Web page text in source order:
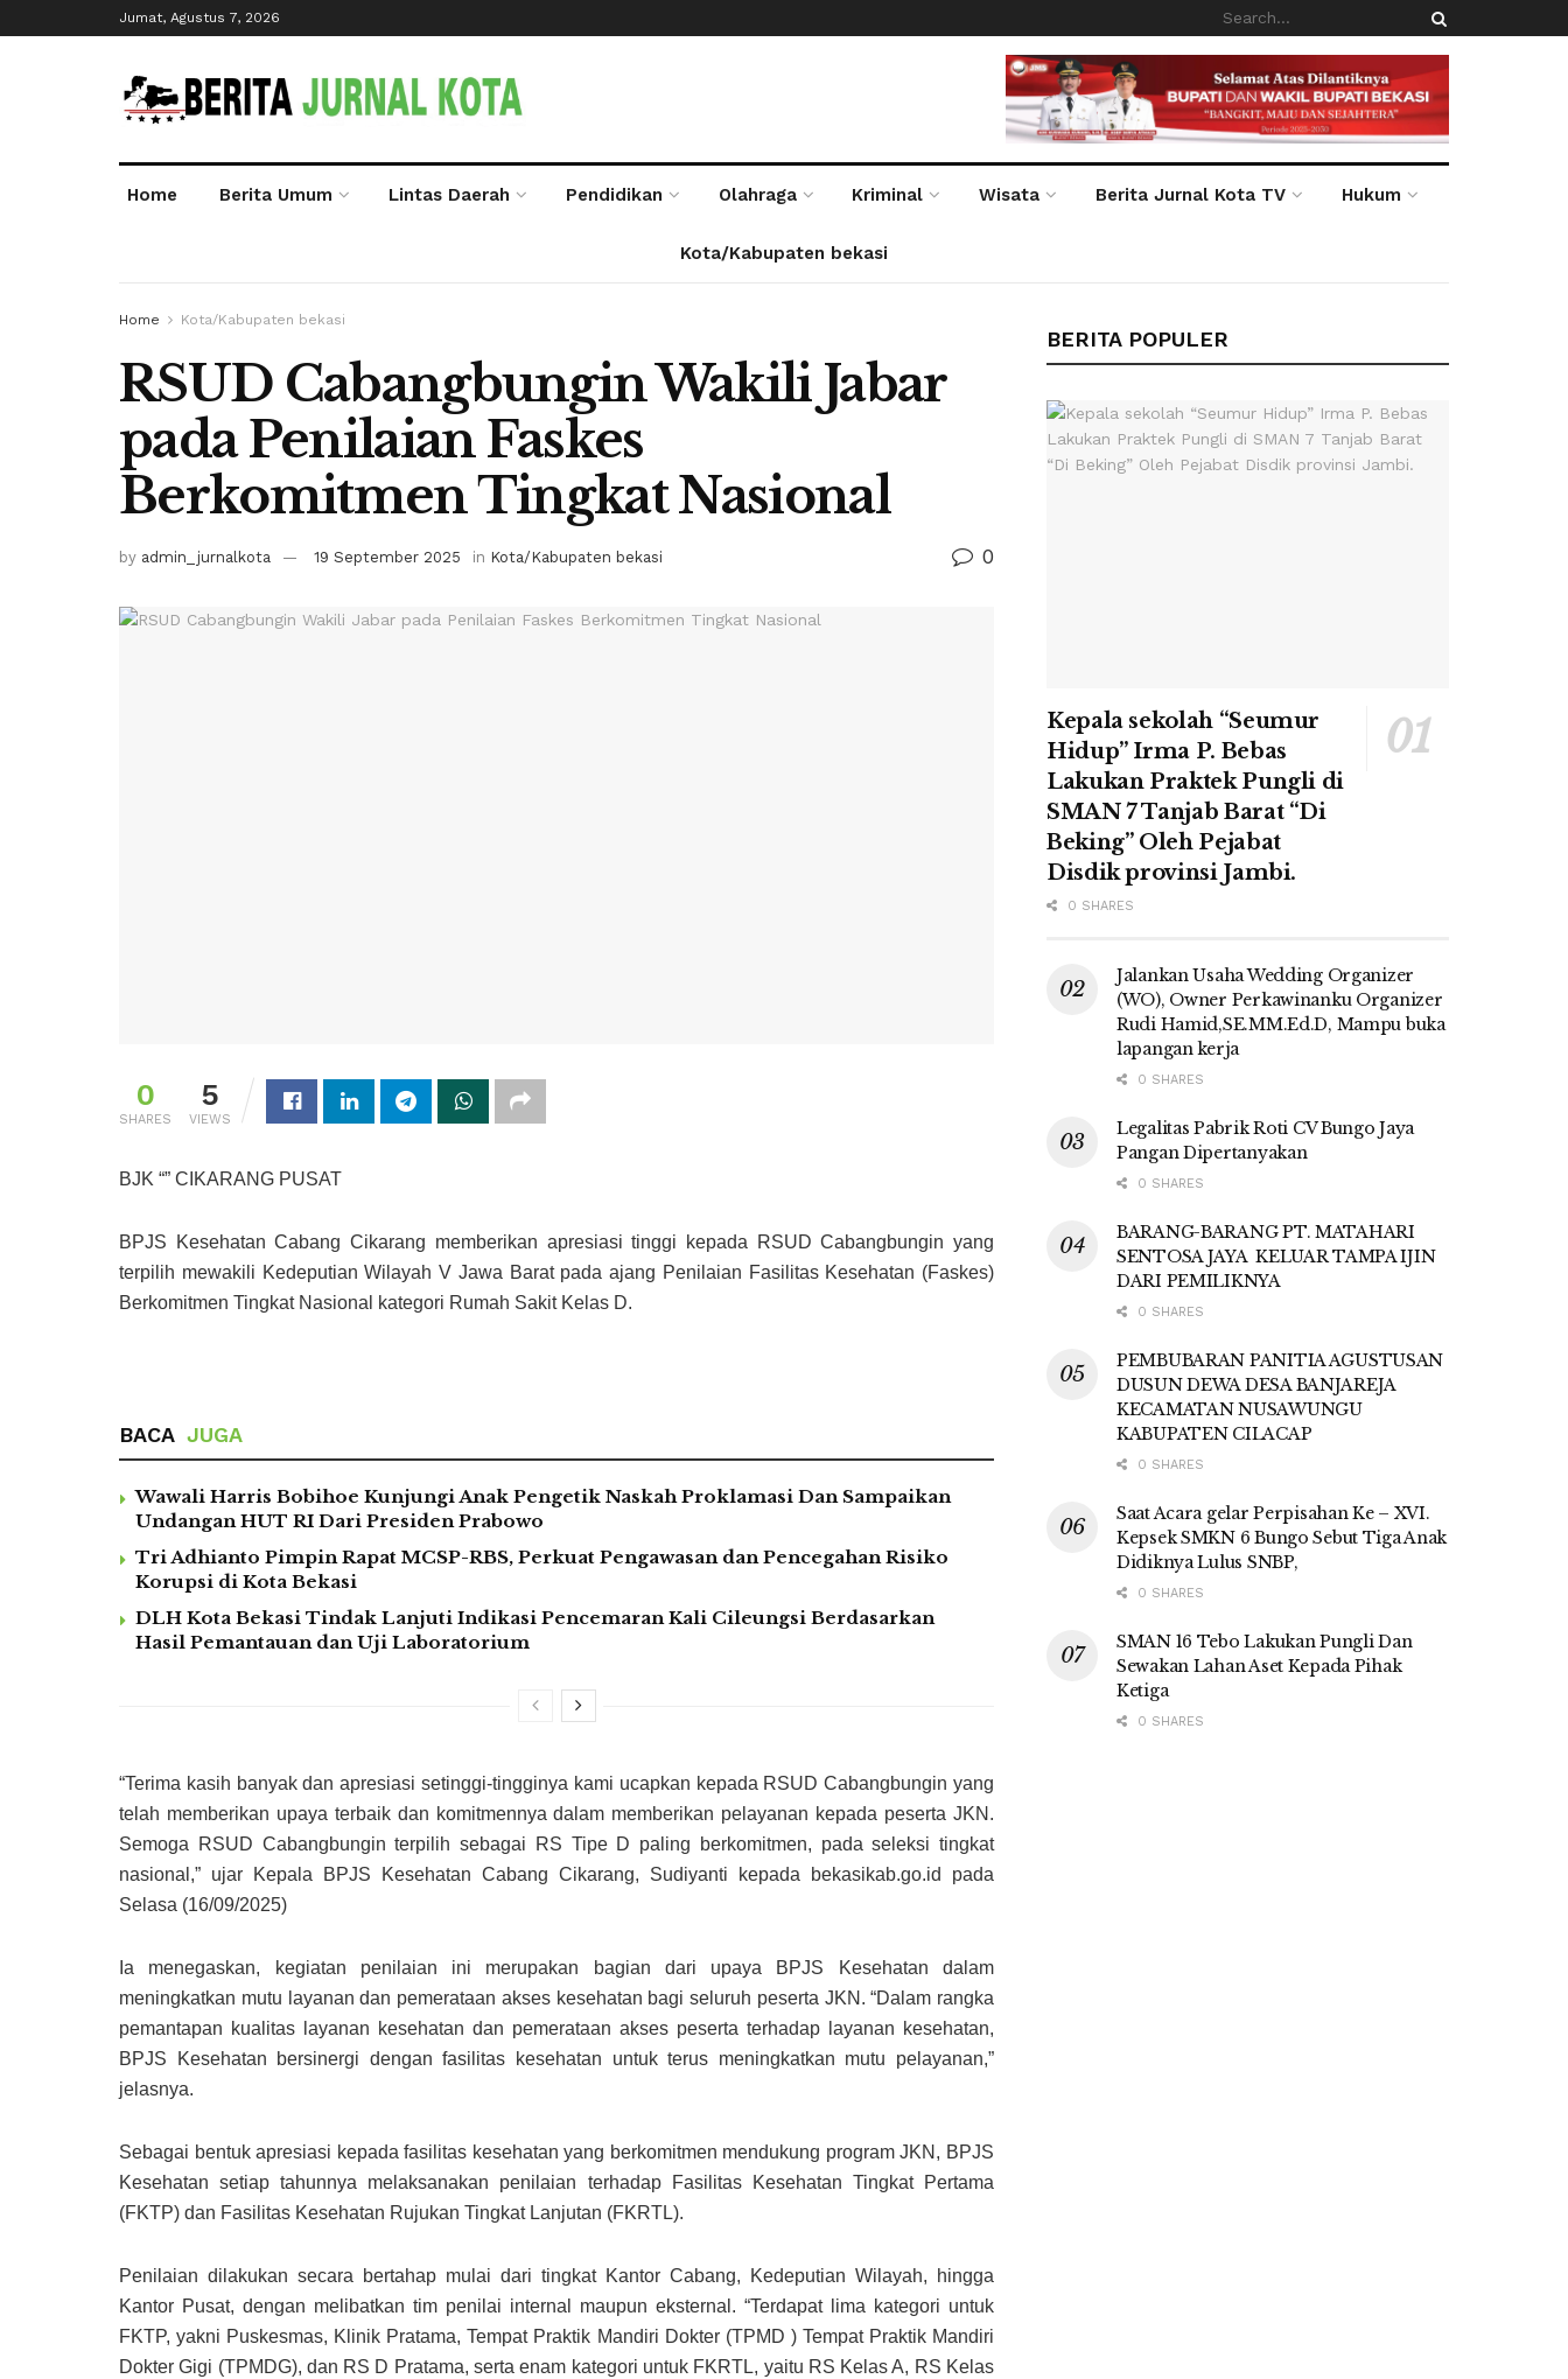
Jumat, Agustus 7, 2026
Home Berita Umum Lintas Daerah Pendidikan Olahraga Kriminal Wisata Berita Jurnal Kota TV Hukum
Kota/Kabupaten bekasi
Home Kota/Kabupaten bekasi
RSUD Cabangbungin Wakili Jabar
pada Penilaian Faskes
Berkomitmen Tingkat Nasional
by admin_jurnalkota 19 September 2025 in Kota/Kabupaten bekasi 0
0
SHARES
5
VIEWS
BJK “” CIKARANG PUSAT
BPJS Kesehatan Cabang Cikarang memberikan apresiasi tinggi kepada RSUD Cabangbungin yang
terpilih mewakili Kedeputian Wilayah V Jawa Barat pada ajang Penilaian Fasilitas Kesehatan (Faskes)
Berkomitmen Tingkat Nasional kategori Rumah Sakit Kelas D.
BACA JUGA
Wawali Harris Bobihoe Kunjungi Anak Pengetik Naskah Proklamasi Dan Sampaikan
Undangan HUT RI Dari Presiden Prabowo
Tri Adhianto Pimpin Rapat MCSP-RBS, Perkuat Pengawasan dan Pencegahan Risiko
Korupsi di Kota Bekasi
DLH Kota Bekasi Tindak Lanjuti Indikasi Pencemaran Kali Cileungsi Berdasarkan
Hasil Pemantauan dan Uji Laboratorium
“Terima kasih banyak dan apresiasi setinggi-tingginya kami ucapkan kepada RSUD Cabangbungin yang
telah memberikan upaya terbaik dan komitmennya dalam memberikan pelayanan kepada peserta JKN.
Semoga RSUD Cabangbungin terpilih sebagai RS Tipe D paling berkomitmen, pada seleksi tingkat
nasional,” ujar Kepala BPJS Kesehatan Cabang Cikarang, Sudiyanti kepada bekasikab.go.id pada
Selasa (16/09/2025)
Ia menegaskan, kegiatan penilaian ini merupakan bagian dari upaya BPJS Kesehatan dalam
meningkatkan mutu layanan dan pemerataan akses kesehatan bagi seluruh peserta JKN. “Dalam rangka
pemantapan kualitas layanan kesehatan dan pemerataan akses peserta terhadap layanan kesehatan,
BPJS Kesehatan bersinergi dengan fasilitas kesehatan untuk terus meningkatkan mutu pelayanan,”
jelasnya.
Sebagai bentuk apresiasi kepada fasilitas kesehatan yang berkomitmen mendukung program JKN, BPJS
Kesehatan setiap tahunnya melaksanakan penilaian terhadap Fasilitas Kesehatan Tingkat Pertama
(FKTP) dan Fasilitas Kesehatan Rujukan Tingkat Lanjutan (FKRTL).
Penilaian dilakukan secara bertahap mulai dari tingkat Kantor Cabang, Kedeputian Wilayah, hingga
Kantor Pusat, dengan melibatkan tim penilai internal maupun eksternal. “Terdapat lima kategori untuk
FKTP, yakni Puskesmas, Klinik Pratama, Tempat Praktik Mandiri Dokter (TPMD ) Tempat Praktik Mandiri
Dokter Gigi (TPMDG), dan RS D Pratama, serta enam kategori untuk FKRTL, yaitu RS Kelas A, RS Kelas
BERITA POPULER
Kepala sekolah “Seumur
Hidup” Irma P. Bebas
Lakukan Praktek Pungli di
SMAN 7 Tanjab Barat “Di
Beking” Oleh Pejabat
Disdik provinsi Jambi.
0 SHARES
Jalankan Usaha Wedding Organizer
(WO), Owner Perkawinanku Organizer
Rudi Hamid,SE.MM.Ed.D, Mampu buka
lapangan kerja
0 SHARES
Legalitas Pabrik Roti CV Bungo Jaya
Pangan Dipertanyakan
0 SHARES
BARANG-BARANG PT. MATAHARI
SENTOSA JAYA KELUAR TAMPA IJIN
DARI PEMILIKNYA
0 SHARES
PEMBUBARAN PANITIA AGUSTUSAN
DUSUN DEWA DESA BANJAREJA
KECAMATAN NUSAWUNGU
KABUPATEN CILACAP
0 SHARES
Saat Acara gelar Perpisahan Ke – XVI.
Kepsek SMKN 6 Bungo Sebut Tiga Anak
Didiknya Lulus SNBP,
0 SHARES
SMAN 16 Tebo Lakukan Pungli Dan
Sewakan Lahan Aset Kepada Pihak
Ketiga
0 SHARES